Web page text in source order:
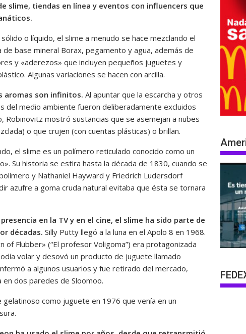
slime, tiendas en línea y eventos con influencers que
o líquido, el slime a menudo se hace mezclando el
base mineral Borax, pegamento y agua, además de
y «aderezos» que incluyen pequeños juguetes y
Algunas variaciones se hacen con arcilla.
aromas son infinitos. Al apuntar que la escarcha y otros
del medio ambiente fueron deliberadamente excluidos
Robinovitz mostró sustancias que se asemejan a nubes
o que crujen (con cuentas plásticas) o brillan.
el slime es un polímero reticulado conocido como un
Su historia se estira hasta la década de 1830, cuando se
y Nathaniel Hayward y Friedrich Ludersdorf
azufre a goma cruda natural evitaba que ésta se tornara
en la TV y en el cine, el slime ha sido parte de
décadas. Silly Putty llegó a la luna en el Apolo 8 en 1968.
of Flubber» (“El profesor Voligoma”) era protagonizada
volar y desovó un producto de juguete llamado
a algunos usuarios y fue retirado del mercado,
en dos paredes de Sloomoo.
gelatinoso como juguete en 1976 que venía en un